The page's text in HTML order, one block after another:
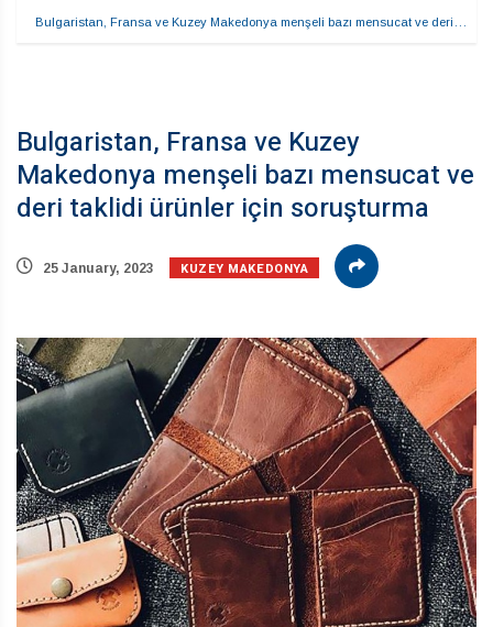
Bulgaristan, Fransa ve Kuzey Makedonya menşeli bazı mensucat ve deri…
Bulgaristan, Fransa ve Kuzey
Makedonya menşeli bazı mensucat ve
deri taklidi ürünler için soruşturma
25 January, 2023 KUZEY MAKEDONYA